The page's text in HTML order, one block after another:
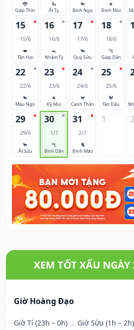
🐉
Giáp Thìn
🐍
Ất Tỵ
🐎
Bính Ngọ
🐐
Đinh Mùi
15
15/6
🐖
Tân Hợi
16
16/6
🐀
Nhâm Tý
17
17/6
🐂
Quý Sửu
18
18/6
🐅
Giáp Dần
22
22/6
🐎
Mậu Ngọ
23
23/6
🐐
Kỷ Mùi
24
24/6
🐒
Canh Thân
25
25/6
🐓
Tân Dậu
29
29/6
🐂
Ất Sửu
30
1/7
🐅
Bính Dần
31
2/7
🐈
Đinh Mão
1
XEM TỐT XẤU NGÀY
Giờ Hoàng Đạo
Giờ Tí (23h – 0h) ; Giờ Sửu (1h – 2h)